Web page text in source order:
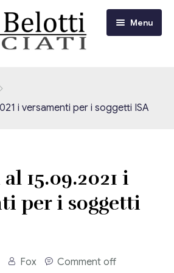
Menu
e Fiscali
i versamenti per i soggetti ISA
15.09.2021 i
per i soggetti
Fox Comment off